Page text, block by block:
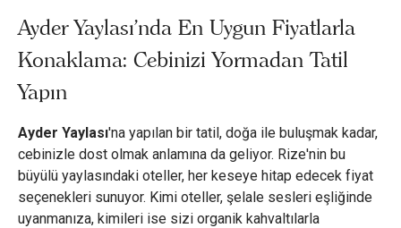
Ayder Yaylası’nda En Uygun Fiyatlarla
Konaklama: Cebinizi Yormadan Tatil
Yapın
Ayder Yaylası'na yapılan bir tatil, doğa ile buluşmak kadar,
cebinizle dost olmak anlamına da geliyor. Rize'nin bu
büyülü yaylasındaki oteller, her keseye hitap edecek fiyat
seçenekleri sunuyor. Kimi oteller, şelale sesleri eşliğinde
uyanmanıza, kimileri ise sizi organik kahvaltılarla